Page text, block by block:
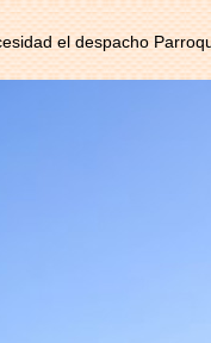
el despacho